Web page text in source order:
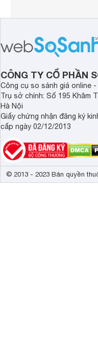
CÔNG TY CỔ PHẦN
Công cụ so sánh giá online
Trụ sở chính: Số 195 Khâm
Hà Nội
Giấy chứng nhận đăng ký
cấp ngày 02/12/2013
© 2013 - 2023 Bản quyền